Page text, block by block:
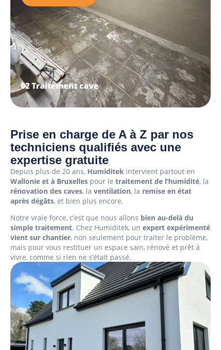
Prise en charge de A à Z par nos
techniciens qualifiés avec une
expertise gratuite
Depuis plus de 20 ans, Humiditek intervient partout en
Wallonie et à Bruxelles pour le traitement de l’humidité, la
rénovation des caves, la ventilation, la remise en état
après dégâts, et bien plus encore.
Notre vraie force, c’est que nous allons bien au-delà du
simple traitement. Chez Humiditek, un expert expérimenté
vient sur chantier, non seulement pour traiter le problème,
mais pour vous restituer un espace sain, rénové et prêt à
vivre, comme si rien ne s’était passé.